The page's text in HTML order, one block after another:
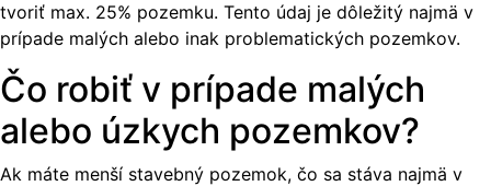
tvoriť max. 25% pozemku. Tento údaj je dôležitý najmä v
prípade malých alebo inak problematických pozemkov.
Čo robiť v prípade malých
alebo úzkych pozemkov?
Ak máte menší stavebný pozemok, čo sa stáva najmä v